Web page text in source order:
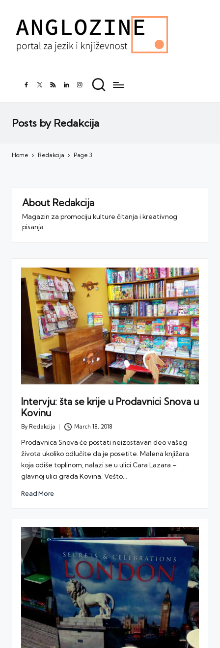
facebook.com
twitter.com
rss.comlinkedin.com
instagram.com
Posts by Redakcija
Home Redakcija Page 3
About Redakcija
Magazin za promociju kulture čitanja i kreativnog
pisanja.
Intervju: šta se krije u Prodavnici Snova u
Kovinu
Posted
By Redakcija March 18, 2018
Prodavnica Snova će postati neizostavan deo vašeg
života ukoliko odlučite da je posetite. Malena knjižara
koja odiše toplinom, nalazi se u ulici Cara Lazara –
glavnoj ulici grada Kovina. Vešto…
Read More